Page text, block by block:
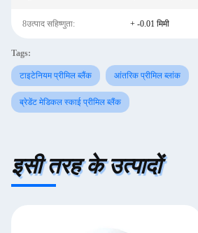
8उत्पाद सहिष्णुता: + -0.01 मिमी
Tags:
टाइटेनियम प्रीमिल ब्लैंक आंतरिक प्रीमिल ब्लांक
ब्रेडेंट मेडिकल स्काई प्रीमिल ब्लैंक
इसी तरह के उत्पादों